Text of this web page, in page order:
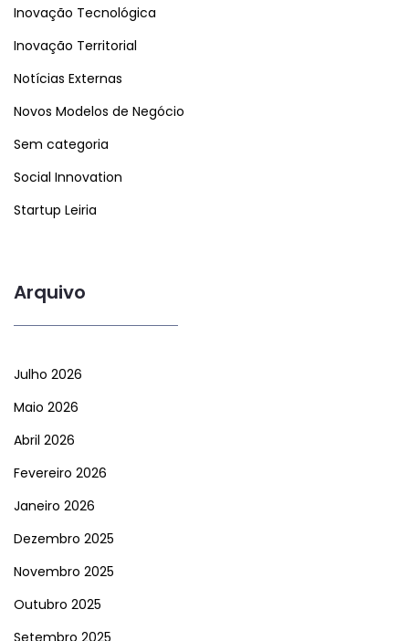
Inovação Tecnológica
Inovação Territorial
Notícias Externas
Novos Modelos de Negócio
Sem categoria
Social Innovation
Startup Leiria
Arquivo
Julho 2026
Maio 2026
Abril 2026
Fevereiro 2026
Janeiro 2026
Dezembro 2025
Novembro 2025
Outubro 2025